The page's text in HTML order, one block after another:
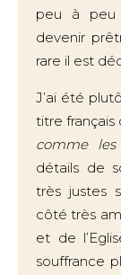
peu à peu
devenir
rare il est
J’ai été
titre
comme
détails de
très justes
côté très
et de
souffrance